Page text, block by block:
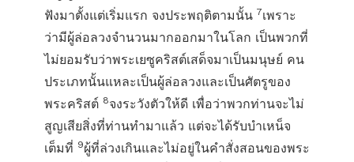
ฟังมาตั้งแต่เริ่มแรก จงประพฤติตามนั้น 7เพราะ
ว่ามีผู้ล่อลวงจำนวนมากออกมาในโลก เป็นพวกที่
ไม่ยอมรับว่าพระเยซูคริสต์เสด็จมาเป็นมนุษย์ คน
ประเภทนั้นแหละเป็นผู้ล่อลวงและเป็นศัตรูของ
พระคริสต์ 8จงระวังตัวให้ดี เพื่อว่าพวกท่านจะไม่
สูญเสียสิ่งที่ท่านทำมาแล้ว แต่จะได้รับบำเหน็จ
เต็มที่ 9ผู้ที่ล่วงเกินและไม่อยู่ในคำสั่งสอนของพระ